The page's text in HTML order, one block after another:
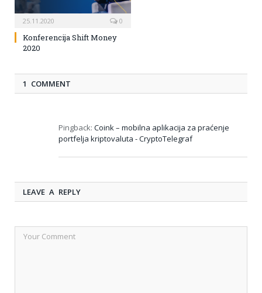
25.11.2020 0
Konferencija Shift Money
2020
1 COMMENT
Pingback: Coink – mobilna aplikacija za praćenje
portfelja kriptovaluta - CryptoTelegraf
LEAVE A REPLY